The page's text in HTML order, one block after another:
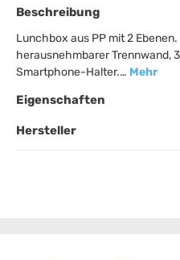
Beschreibung
Lunchbox aus PP mit 2
herausnehmbarer Trennwand,
Smartphone-Halter.… Mehr
Eigenschaften
Hersteller